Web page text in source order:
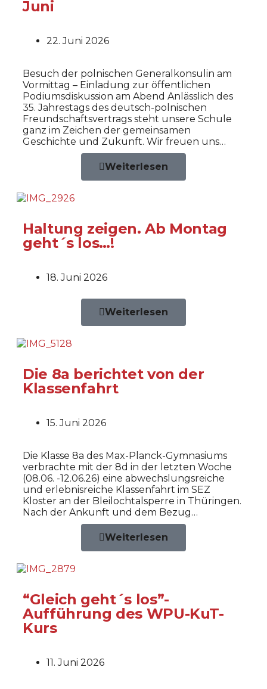
Juni
22. Juni 2026
Besuch der polnischen Generalkonsulin am
Vormittag – Einladung zur öffentlichen
Podiumsdiskussion am Abend Anlässlich des
35. Jahrestags des deutsch-polnischen
Freundschaftsvertrags steht unsere Schule
ganz im Zeichen der gemeinsamen
Geschichte und Zukunft. Wir freuen uns…
Weiterlesen
Haltung zeigen. Ab Montag
geht´s los…!
18. Juni 2026
Weiterlesen
Die 8a berichtet von der
Klassenfahrt
15. Juni 2026
Die Klasse 8a des Max-Planck-Gymnasiums
verbrachte mit der 8d in der letzten Woche
(08.06. -12.06.26) eine abwechslungsreiche
und erlebnisreiche Klassenfahrt im SEZ
Kloster an der Bleilochtalsperre in Thüringen.
Nach der Ankunft und dem Bezug…
Weiterlesen
“Gleich geht´s los”-
Aufführung des WPU-KuT-
Kurs
11. Juni 2026